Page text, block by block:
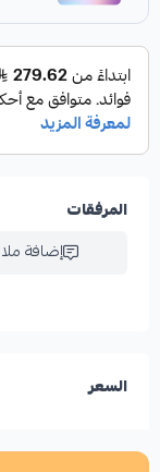
المرفقات
إضافة
السعر